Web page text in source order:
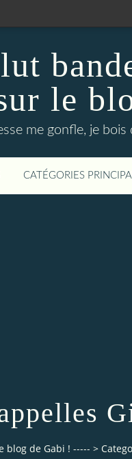
le
me gonfle, je
CATÉGORIES
blog de Gabi ! ----- >